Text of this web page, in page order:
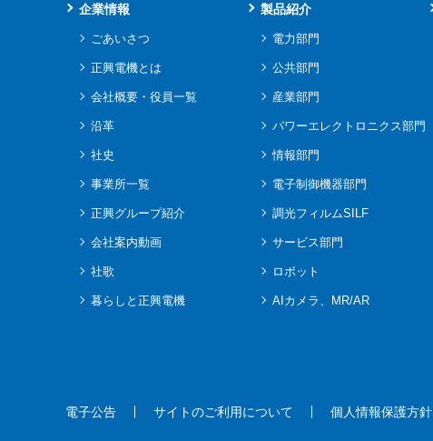
企業情報
ごあいさつ
正興電機とは
会社概要・役員一覧
沿革
社史
事業所一覧
正興グループ紹介
会社案内動画
社歌
暮らしと正興電機
製品紹介
電力部門
公共部門
産業部門
パワーエレクトロニクス部門
情報部門
電子制御機器部門
調光フィルムSILF
サービス部門
ロボット
AIカメラ、MR/AR
電子公告 サイトのご利用について 個人情報保護方針